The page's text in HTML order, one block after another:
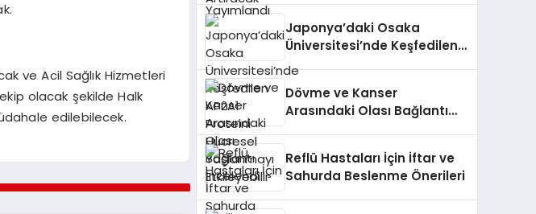
ve Acil Sağlık Hizmetleri
olacak şekilde Halk
edilebilecek.
Japonya’daki Osaka
Üniversitesi’nde Keşfedilen
AP2A1 Proteini Hücresel
Dövme ve Kanser
Arasındaki Olası Bağlantı
Reflü Hastaları İçin İftar ve
Sahurda Beslenme Önerileri